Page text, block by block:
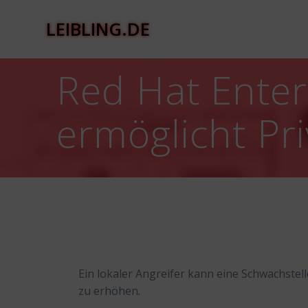
LEIBLING.DE
Red Hat
ermöglicht
Ein lokaler Angreifer kann eine
zu erhöhen.